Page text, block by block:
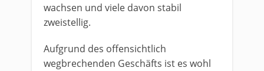
wachsen und viele davon stabil
zweistellig.
Aufgrund des offensichtlich
wegbrechenden Geschäfts ist es wohl